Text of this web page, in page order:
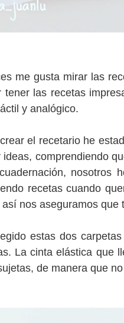
me gusta mirar las
tener las recetas
y analógico.
el recetario he
ideas, comprendiendo
nosotros
recetas cuando
nos aseguramos que
estas dos
La cinta elástica que
de manera que